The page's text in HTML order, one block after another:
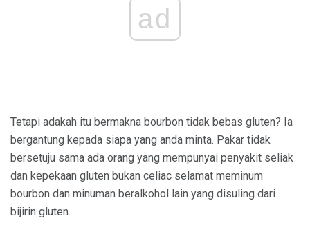
ad
Tetapi adakah itu bermakna bourbon tidak bebas gluten? Ia
bergantung kepada siapa yang anda minta. Pakar tidak
bersetuju sama ada orang yang mempunyai penyakit seliak
dan kepekaan gluten bukan celiac selamat meminum
bourbon dan minuman beralkohol lain yang disuling dari
bijirin gluten.